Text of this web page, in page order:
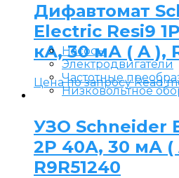
Насосы
Электродвигатели
Частотные
Низковольтное
Дифавтомат
Electric Resi9
кА, 30 мА ( A ),
Цена по запросу Read
УЗО Schneider
2P 40А, 30 мА (
R9R51240